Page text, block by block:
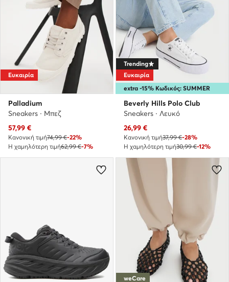
Ευκαιρία
Palladium
Sneakers · Μπεζ
Τρέχουσα τιμή
57,99 €
Κανονική τιμή74,99 €-22%
Η χαμηλότερη τιμή62,99 €-7%
extra -15% Κωδικός: SUMMER
Trending
Ευκαιρία
Beverly Hills Polo Club
Sneakers · Λευκό
Τρέχουσα τιμή
26,99 €
Κανονική τιμή37,99 €-28%
Η χαμηλότερη τιμή30,99 €-12%
weCare